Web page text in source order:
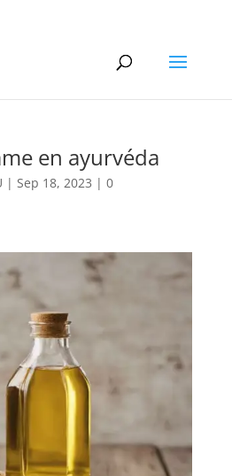
en ayurvéda
| Sep 18, 2023 | 0